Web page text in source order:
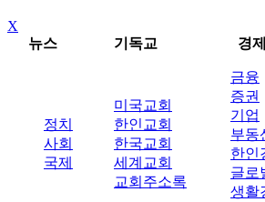
X
뉴스
기독교 경제
정치
사회
국제
미국교회
한인교회
한국교회
세계교회
교회주소록
금융
증권
기업
부동
한인
글로
생활